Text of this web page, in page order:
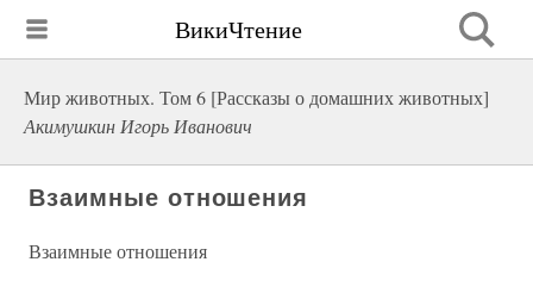
ВикиЧтение
Мир животных. Том 6 [Рассказы о домашних животных]
Акимушкин Игорь Иванович
Взаимные отношения
Взаимные отношения